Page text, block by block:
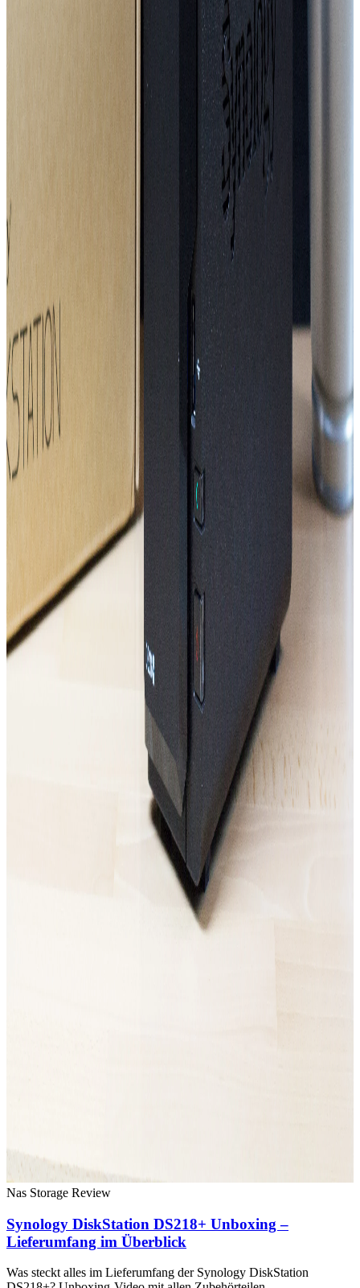
Nas Storage Review
Synology DiskStation DS218+ Unboxing –
Lieferumfang im Überblick
Was steckt alles im Lieferumfang der Synology DiskStation